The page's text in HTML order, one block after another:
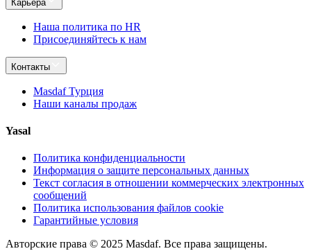
Карьера
Наша политика по HR
Присоединяйтесь к нам
Контакты
Masdaf Турция
Наши каналы продаж
Yasal
Политика конфиденциальности
Информация о защите персональных данных
Текст согласия в отношении коммерческих электронных
сообщений
Политика использования файлов cookie
Гарантийные условия
Авторские права © 2025 Masdaf. Все права защищены.